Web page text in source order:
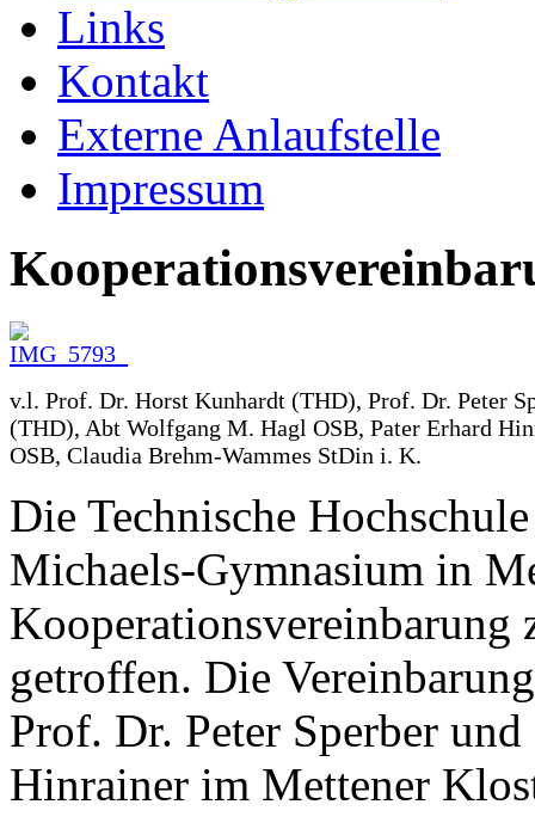
Links
Kontakt
Externe Anlaufstelle
Impressum
v.l. Prof. Dr. Horst Kunhardt (THD), Prof. Dr. Peter
(THD), Abt Wolfgang M. Hagl OSB, Pater Erhard
OSB, Claudia Brehm-Wammes StDin i. K.
Die Technische
Michaels-Gymnasium in
Kooperationsvereinbarung
getroffen. Die
Prof. Dr. Peter Sperber
Hinrainer im Mettener